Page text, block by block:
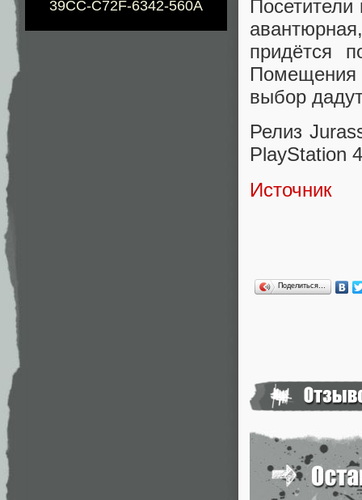
39CC-C72F-6342-560A
Посетители
придётся
Помещения
выбор
Релиз
PlayStation
Источник
Поделиться…